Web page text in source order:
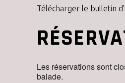
Télécharger le bulletin
Les réservations sont
balade.